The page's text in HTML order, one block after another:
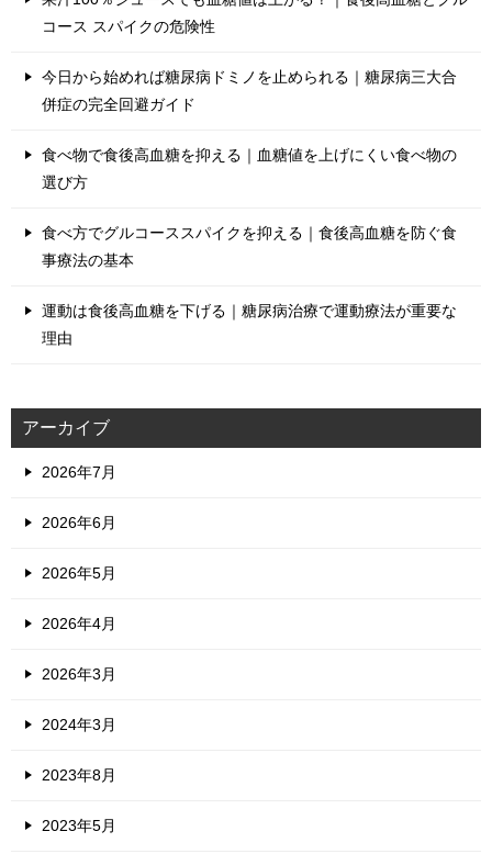
コース スパイクの危険性
今日から始めれば糖尿病ドミノを止められる｜糖尿病三大合
併症の完全回避ガイド
食べ物で食後高血糖を抑える｜血糖値を上げにくい食べ物の
選び方
食べ方でグルコーススパイクを抑える｜食後高血糖を防ぐ食
事療法の基本
運動は食後高血糖を下げる｜糖尿病治療で運動療法が重要な
理由
アーカイブ
2026年7月
2026年6月
2026年5月
2026年4月
2026年3月
2024年3月
2023年8月
2023年5月